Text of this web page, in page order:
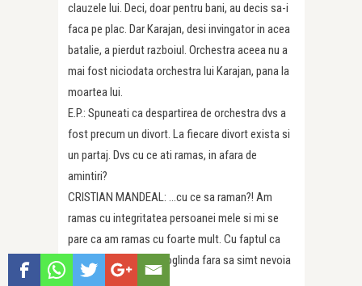
clauzele lui. Deci, doar pentru bani, au decis sa-i
faca pe plac. Dar Karajan, desi invingator in acea
batalie, a pierdut razboiul. Orchestra aceea nu a
mai fost niciodata orchestra lui Karajan, pana la
moartea lui.
E.P.: Spuneati ca despartirea de orchestra dvs a
fost precum un divort. La fiecare divort exista si
un partaj. Dvs cu ce ati ramas, in afara de
amintiri?
CRISTIAN MANDEAL: …cu ce sa raman?! Am
ramas cu integritatea persoanei mele si mi se
pare ca am ramas cu foarte mult. Cu faptul ca
ma pot uita linistit in oglinda fara sa simt nevoia
sa-mi trag palme.